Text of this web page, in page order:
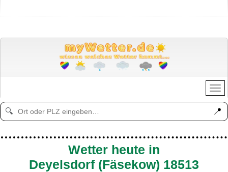
🔍 📍
Wetter heute in
Deyelsdorf (Fäsekow) 18513